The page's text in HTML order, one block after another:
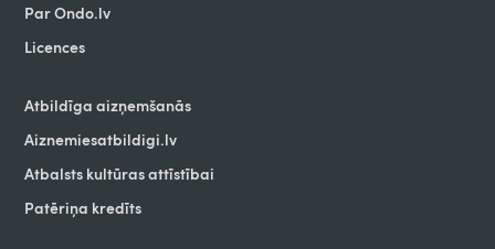
Par Ondo.lv
Licences
Atbildīga aizņemšanās
Aiznemiesatbildigi.lv
Atbalsts kultūras attīstībai
Patēriņa kredīts